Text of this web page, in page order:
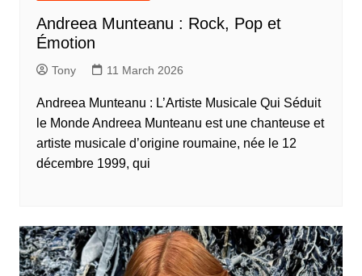
Andreea Munteanu : Rock, Pop et
Émotion
Tony 11 March 2026
Andreea Munteanu : L’Artiste Musicale Qui Séduit
le Monde Andreea Munteanu est une chanteuse et
artiste musicale d’origine roumaine, née le 12
décembre 1999, qui